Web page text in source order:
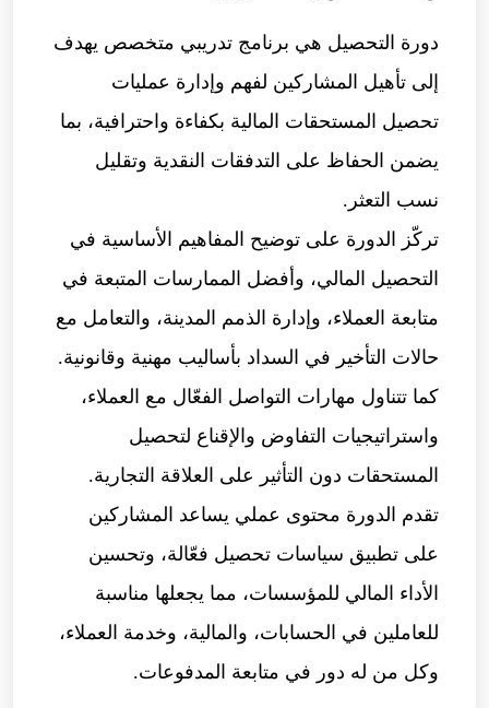
دورة التحصيل هي برنامج تدريبي متخصص يهدف
إلى تأهيل المشاركين لفهم وإدارة عمليات
تحصيل المستحقات المالية بكفاءة واحترافية، بما
يضمن الحفاظ على التدفقات النقدية وتقليل
نسب التعثر.
تركّز الدورة على توضيح المفاهيم الأساسية في
التحصيل المالي، وأفضل الممارسات المتبعة في
متابعة العملاء، وإدارة الذمم المدينة، والتعامل مع
حالات التأخير في السداد بأساليب مهنية وقانونية.
كما تتناول مهارات التواصل الفعّال مع العملاء،
واستراتيجيات التفاوض والإقناع لتحصيل
المستحقات دون التأثير على العلاقة التجارية.
تقدم الدورة محتوى عملي يساعد المشاركين
على تطبيق سياسات تحصيل فعّالة، وتحسين
الأداء المالي للمؤسسات، مما يجعلها مناسبة
للعاملين في الحسابات، والمالية، وخدمة العملاء،
وكل من له دور في متابعة المدفوعات.